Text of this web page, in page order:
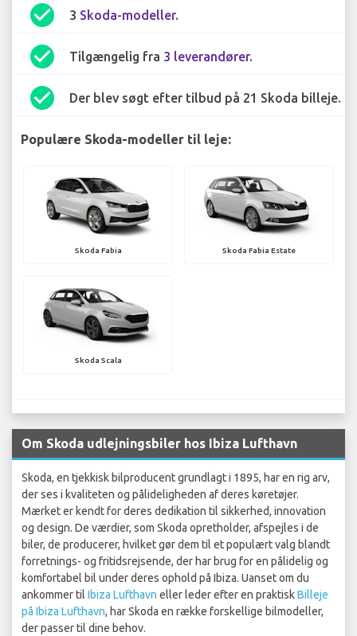
check_circle 3 Skoda-modeller.
check_circle Tilgængelig fra 3 leverandører.
check_circle Der blev søgt efter tilbud på 21 Skoda billeje.
Populære Skoda-modeller til leje:
Skoda Fabia Skoda Fabia Estate
Skoda Scala
Om Skoda udlejningsbiler hos Ibiza Lufthavn
Skoda, en tjekkisk bilproducent grundlagt i 1895, har en rig arv,
der ses i kvaliteten og pålideligheden af deres køretøjer.
Mærket er kendt for deres dedikation til sikkerhed, innovation
og design. De værdier, som Skoda opretholder, afspejles i de
biler, de producerer, hvilket gør dem til et populært valg blandt
forretnings- og fritidsrejsende, der har brug for en pålidelig og
komfortabel bil under deres ophold på Ibiza. Uanset om du
ankommer til Ibiza Lufthavn eller leder efter en praktiskBilleje
på Ibiza Lufthavn, har Skoda en række forskellige bilmodeller,
der passer til dine behov.